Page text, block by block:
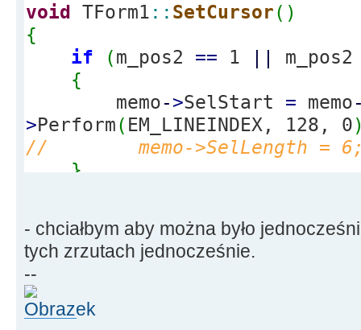
void TForm1 :: SetCursor( )
{
if
(m_pos2 == 1 ||
{
memo->SelStart = memo
>Perform( EM_LINEINDEX, 128, 0
// memo->SelLength =
}
memo->SelStart=memo
>Perform(EM_LINEINDEX, 0, 0
// memo->SelLength =
// memo->SetFocus();
- chciałbym aby można było
tych zrzutach jednocześnie.
--